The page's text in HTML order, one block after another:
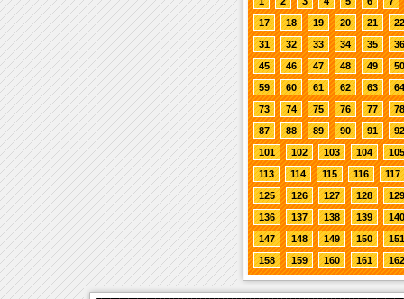
17
18 19 20 21
22
31
32 33 34 35
36
45
46 47 48 49
50
59
60 61 62 63
64
73
74 75 76 77
78
87
88 89 90 91
92
101
102 103 104
105
113
114 115 116
117
125
126 127 128
129
136
137 138 139
140
147
148 149 150
151
158
159 160 161 162